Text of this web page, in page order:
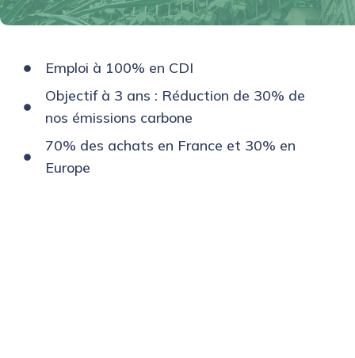
Emploi à 100% en CDI
Objectif à 3 ans : Réduction de 30% de
nos émissions carbone
70% des achats en France et 30% en
Europe